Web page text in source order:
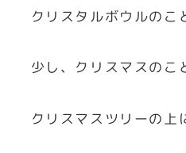
クリスタルボウルのこ
少し、クリスマスのこ
クリスマスツリーの上